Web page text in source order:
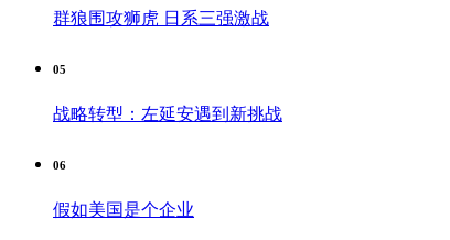
群狼围攻狮虎 日系三强激战
05
战略转型：左延安遇到新挑战
06
假如美国是个企业